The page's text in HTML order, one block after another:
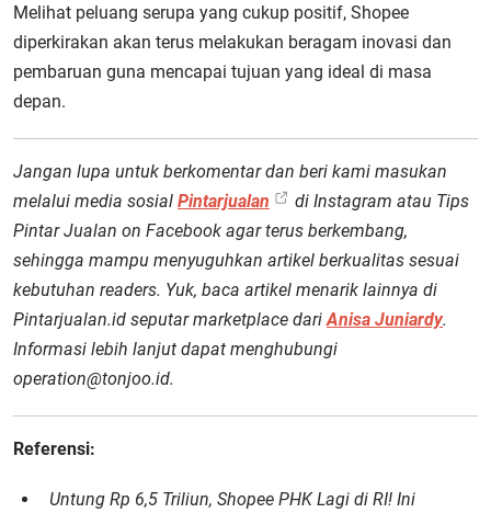
Melihat peluang serupa yang cukup positif, Shopee
diperkirakan akan terus melakukan beragam inovasi dan
pembaruan guna mencapai tujuan yang ideal di masa
depan.
Jangan lupa untuk berkomentar dan beri kami masukan
melalui media sosial Pintarjualan
di Instagram atau Tips
Pintar Jualan on Facebook agar terus berkembang,
sehingga mampu menyuguhkan artikel berkualitas sesuai
kebutuhan readers. Yuk, baca artikel menarik lainnya di
Pintarjualan.id seputar marketplace dari Anisa Juniardy.
Informasi lebih lanjut dapat menghubungi
operation@tonjoo.id.
Referensi:
Untung Rp 6,5 Triliun, Shopee PHK Lagi di RI! Ini